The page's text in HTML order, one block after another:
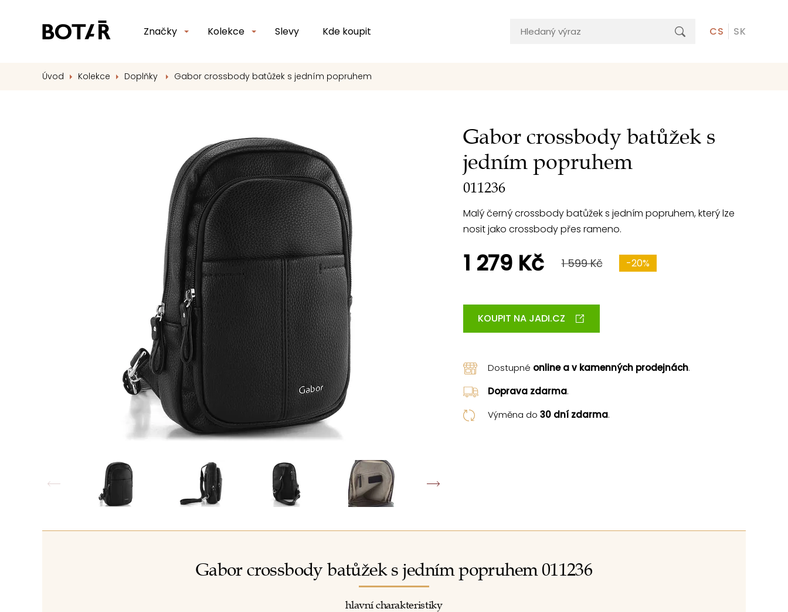
CS SK
Značky Kolekce Slevy Kde koupit
Úvod Kolekce Doplňky Gabor crossbody batůžek s jedním popruhem
Gabor crossbody batůžek s
jedním popruhem
011236
Malý černý crossbody batůžek s jedním popruhem, který lze
nosit jako crossbody přes rameno.
1 279 Kč 1 599 Kč -20%
KOUPIT NA JADI.CZ
Dostupné online a v kamenných prodejnách.
Doprava zdarma.
Výměna do 30 dní zdarma.
Gabor crossbody batůžek s jedním popruhem 011236
hlavní charakteristiky